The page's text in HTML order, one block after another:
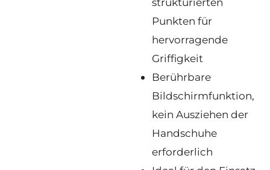
Punkten für
hervorragende
Griffigkeit
Berührbare
Bildschirmfunktion,
kein Ausziehen der
Handschuhe
erforderlich